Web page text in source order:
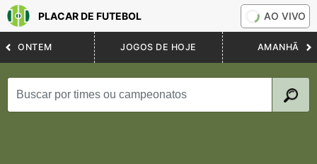
PLACAR DE FUTEBOL AO VIVO
ONTEM JOGOS DE HOJE AMANHÃ